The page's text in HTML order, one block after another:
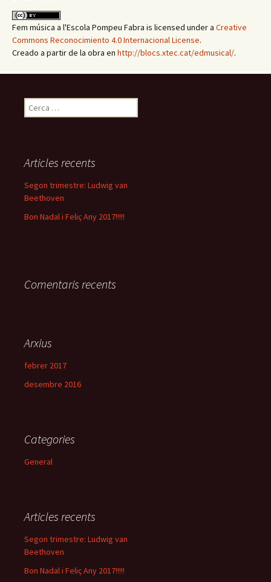
Fem música a l'Escola Pompeu Fabra is licensed under a Creative
Commons Reconocimiento 4.0 Internacional License.
Creado a partir de la obra en http://blocs.xtec.cat/edmusical/.
e
:Articles recents
Segon trimestre: Ludwig van
Beethoven
Bon Nadal i Feliç Any 2017!!!!!
Comentaris recents
Arxius
febrer 2017
desembre 2016
Categories
General
Articles recents
Segon trimestre: Ludwig van
Beethoven
Bon Nadal i Feliç Any 2017!!!!!